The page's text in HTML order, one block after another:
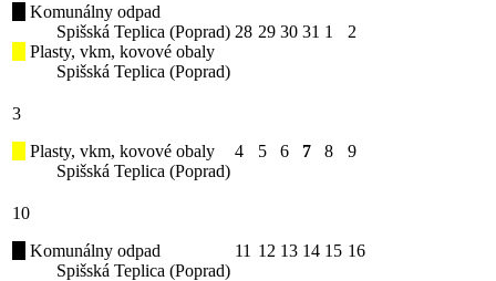
Komunálny odpad
Spišská Teplica (Poprad)
Plasty, vkm, kovové obaly
Spišská Teplica (Poprad)
28 29 30 31 1 2
3
Plasty, vkm, kovové obaly
Spišská Teplica (Poprad)
4 5 6 7 8 9
10
Komunálny odpad
Spišská Teplica (Poprad)
11 12 13 14 15 16